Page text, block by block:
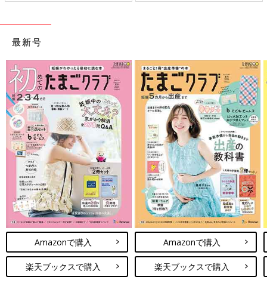
いたとしても、スペースを無駄にしていることを後悔することも
あるわけです。
私たちは失敗を免れない存在ですし、つねにそこから新たな学び
をもって前進できます。
できることはその時点での最善をつくすことのみです。多少の損
失があったとしても、その分、空間のゆとりやすがすがしさは確
保できたし、決して取り返しのつかないことにはならないこと、
人生はそれなりに機能することも信頼してみてください」（川畑
のぶこさん）
「もう迷わない！」こんな時は捨てよ
う 服を手放すタイミング5選
お気に入りの服、着心地の良い服は少し古くな
ってもなかなか手放しづらいですよね。なかな
かのお値段だった服も同じく……。ただそうし
ているとクローゼットはパンパンに。いずれは
手放さなければならないのですが、そのタイミ
ングを掴めない人もいるのではないでしょう
確かに、後悔のない人生を送れるわけではないので、その時々で
最善を考えていくしかないのですね。
最新号
Amazonで購入
楽天ブックスで購入
Amazonで購入
楽天ブックスで購入